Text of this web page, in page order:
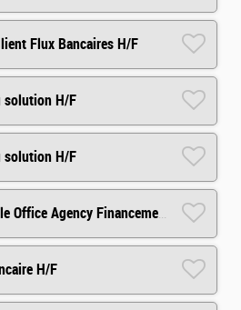
Flux Bancaires H/F
solution H/F
solution H/F
Chargé d'affaires Middle Office Agency Financements Spécialisés H/F H/F
H/F